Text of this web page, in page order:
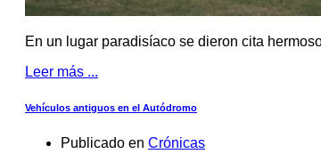
En un lugar paradisíaco se dieron cita
Leer más ...
Vehículos antiguos en el Autódromo
Publicado en Crónicas